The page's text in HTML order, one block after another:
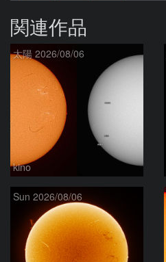
関連作品
太陽 2026/08/06
kino
Sun 2026/08/06